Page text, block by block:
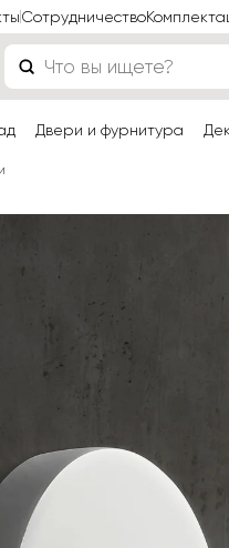
Сотрудничество
Двери и фурнитура